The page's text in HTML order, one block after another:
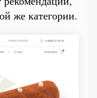
же категории.